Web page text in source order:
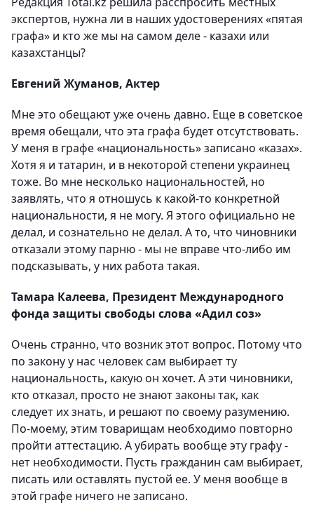
экспертов, нужна ли в наших удостоверениях «пятая
графа» и кто же мы на самом деле - казахи или
казахстанцы?
Евгений Жуманов, Актер
Мне это обещают уже очень давно. Еще в советское
время обещали, что эта графа будет отсутствовать.
У меня в графе «национальность» записано «казах».
Хотя я и татарин, и в некоторой степени украинец
тоже. Во мне несколько национальностей, но
заявлять, что я отношусь к какой-то конкретной
национальности, я не могу. Я этого официально не
делал, и сознательно не делал. А то, что чиновники
отказали этому парню - мы не вправе что-либо им
подсказывать, у них работа такая.
Тамара Калеева, Президент Международного
фонда защиты свободы слова «Адил соз»
Очень странно, что возник этот вопрос. Потому что
по закону у нас человек сам выбирает ту
национальность, какую он хочет. А эти чиновники,
кто отказал, просто не знают законы так, как
следует их знать, и решают по своему разумению.
По-моему, этим товарищам необходимо повторно
пройти аттестацию. А убирать вообще эту графу -
нет необходимости. Пусть гражданин сам выбирает,
писать или оставлять пустой ее. У меня вообще в
этой графе ничего не записано.